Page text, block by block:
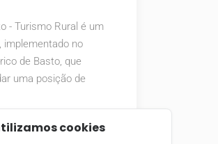
- Turismo Rural é um
implementado no
de Basto, que
uma posição de
cookies